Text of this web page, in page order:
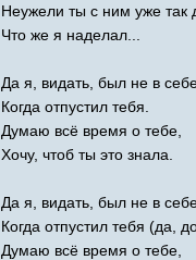
Неужели ты с ним уже так
Что же я наделал...
Да я, видать, был не в
Когда отпустил тебя.
Думаю всё время о тебе,
Хочу, чтоб ты это знала.
Да я, видать, был не в
Когда отпустил тебя (да,
Думаю всё время о тебе,